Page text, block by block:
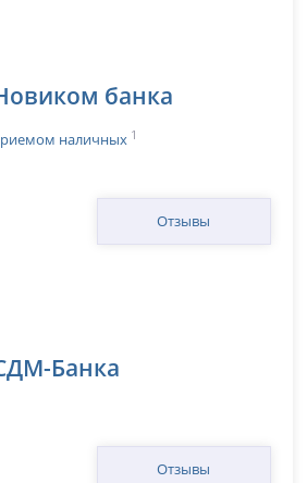
банка
наличных 1
Отзывы
Банка
Отзывы